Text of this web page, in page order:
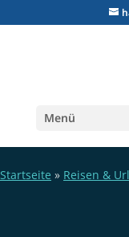
Menü
Startseite » Reisen &